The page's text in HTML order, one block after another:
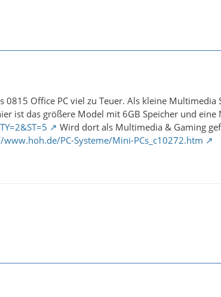
Office PC viel zu Teuer. Als kleine Multimedia
ist das größere Model mit 6GB Speicher und eine
Wird dort als Multimedia & Gaming
PC-Systeme/Mini-PCs_c10272.htm